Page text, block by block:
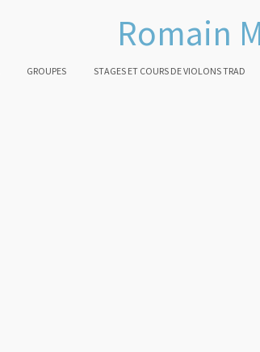
Romain
GROUPES STAGES ET COURS DE VIOLONS TRAD